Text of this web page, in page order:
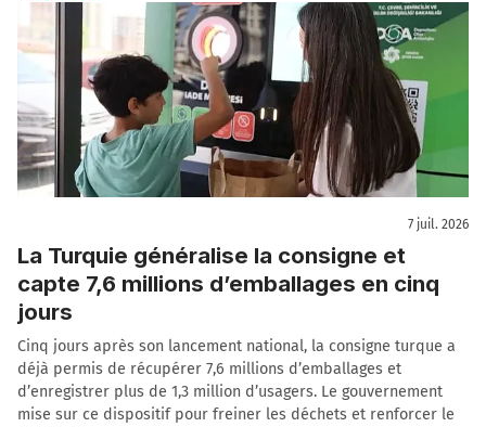
7 juil. 2026
La Turquie généralise la consigne et
capte 7,6 millions d’emballages en cinq
jours
Cinq jours après son lancement national, la consigne turque a
déjà permis de récupérer 7,6 millions d’emballages et
d’enregistrer plus de 1,3 million d’usagers. Le gouvernement
mise sur ce dispositif pour freiner les déchets et renforcer le